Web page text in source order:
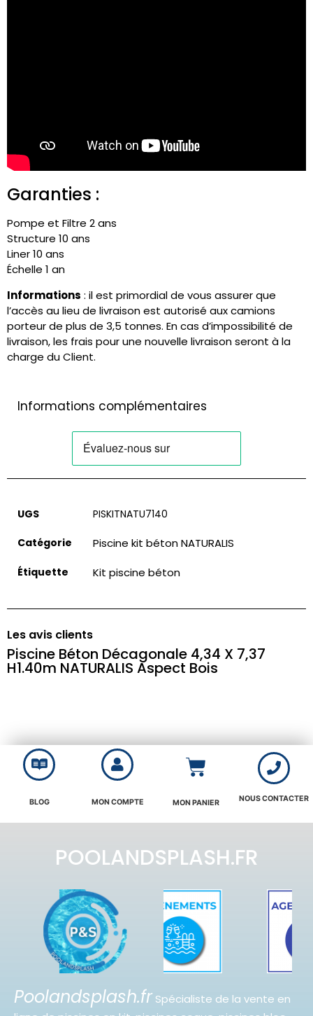
Garanties :
Pompe et Filtre 2 ans
Structure 10 ans
Liner 10 ans
Échelle 1 an
Informations : ilest primordial de vous assurer que
l’accès au lieu de livraison est autorisé aux camions
porteurde plus de 3,5 tonnes. En cas d’impossibilité de
livraison, les frais pour une nouvelle livraison seront à la
charge du Client.
Informations complémentaires
UGS PISKITNATU7140
Catégorie Piscine kit béton NATURALIS
Étiquette Kit piscine béton
Les avis clients
Piscine Béton Décagonale 4,34 X 7,37
H1.40m NATURALIS Aspect Bois
BLOG MON COMPTE MON PANIER NOUS CONTACTER
POOLANDSPLASH.FR
Poolandsplash.fr Spécialiste de la vente en